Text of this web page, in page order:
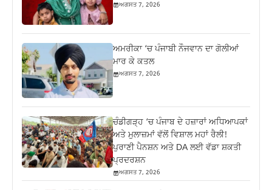
ਅਗਸਤ 7, 2026
ਅਮਰੀਕਾ ‘ਚ ਪੰਜਾਬੀ ਨੌਜਵਾਨ ਦਾ ਗੋਲੀਆਂ
ਮਾਰ ਕੇ ਕਤਲ
ਅਗਸਤ 7, 2026
ਚੰਡੀਗੜ੍ਹ ‘ਚ ਪੰਜਾਬ ਦੇ ਹਜ਼ਾਰਾਂ ਅਧਿਆਪਕਾਂ
ਅਤੇ ਮੁਲਾਜ਼ਮਾਂ ਵੱਲੋਂ ਵਿਸ਼ਾਲ ਮਹਾਂ ਰੈਲੀ!
ਪੁਰਾਣੀ ਪੈਨਸ਼ਨ ਅਤੇ DA ਲਈ ਵੱਡਾ ਸ਼ਕਤੀ
ਪ੍ਰਦਰਸ਼ਨ
ਅਗਸਤ 7, 2026